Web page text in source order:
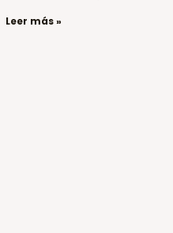
Leer más »